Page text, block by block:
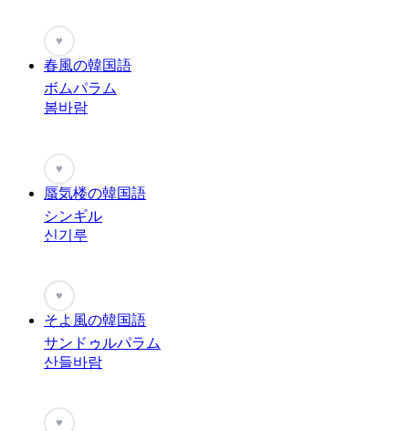
♥
春風の韓国語
ボムパラム
봄바람
♥
蜃気楼の韓国語
シンギル
신기루
♥
そよ風の韓国語
サンドゥルパラム
산들바람
♥